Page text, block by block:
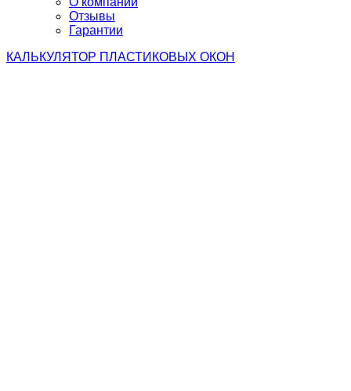
Отзывы
Гарантии
КАЛЬКУЛЯТОР ПЛАСТИКОВЫХ ОКОН